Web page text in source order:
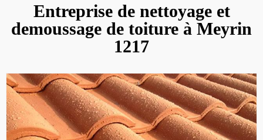
Entreprise de nettoyage et
demoussage de toiture à Meyrin
1217